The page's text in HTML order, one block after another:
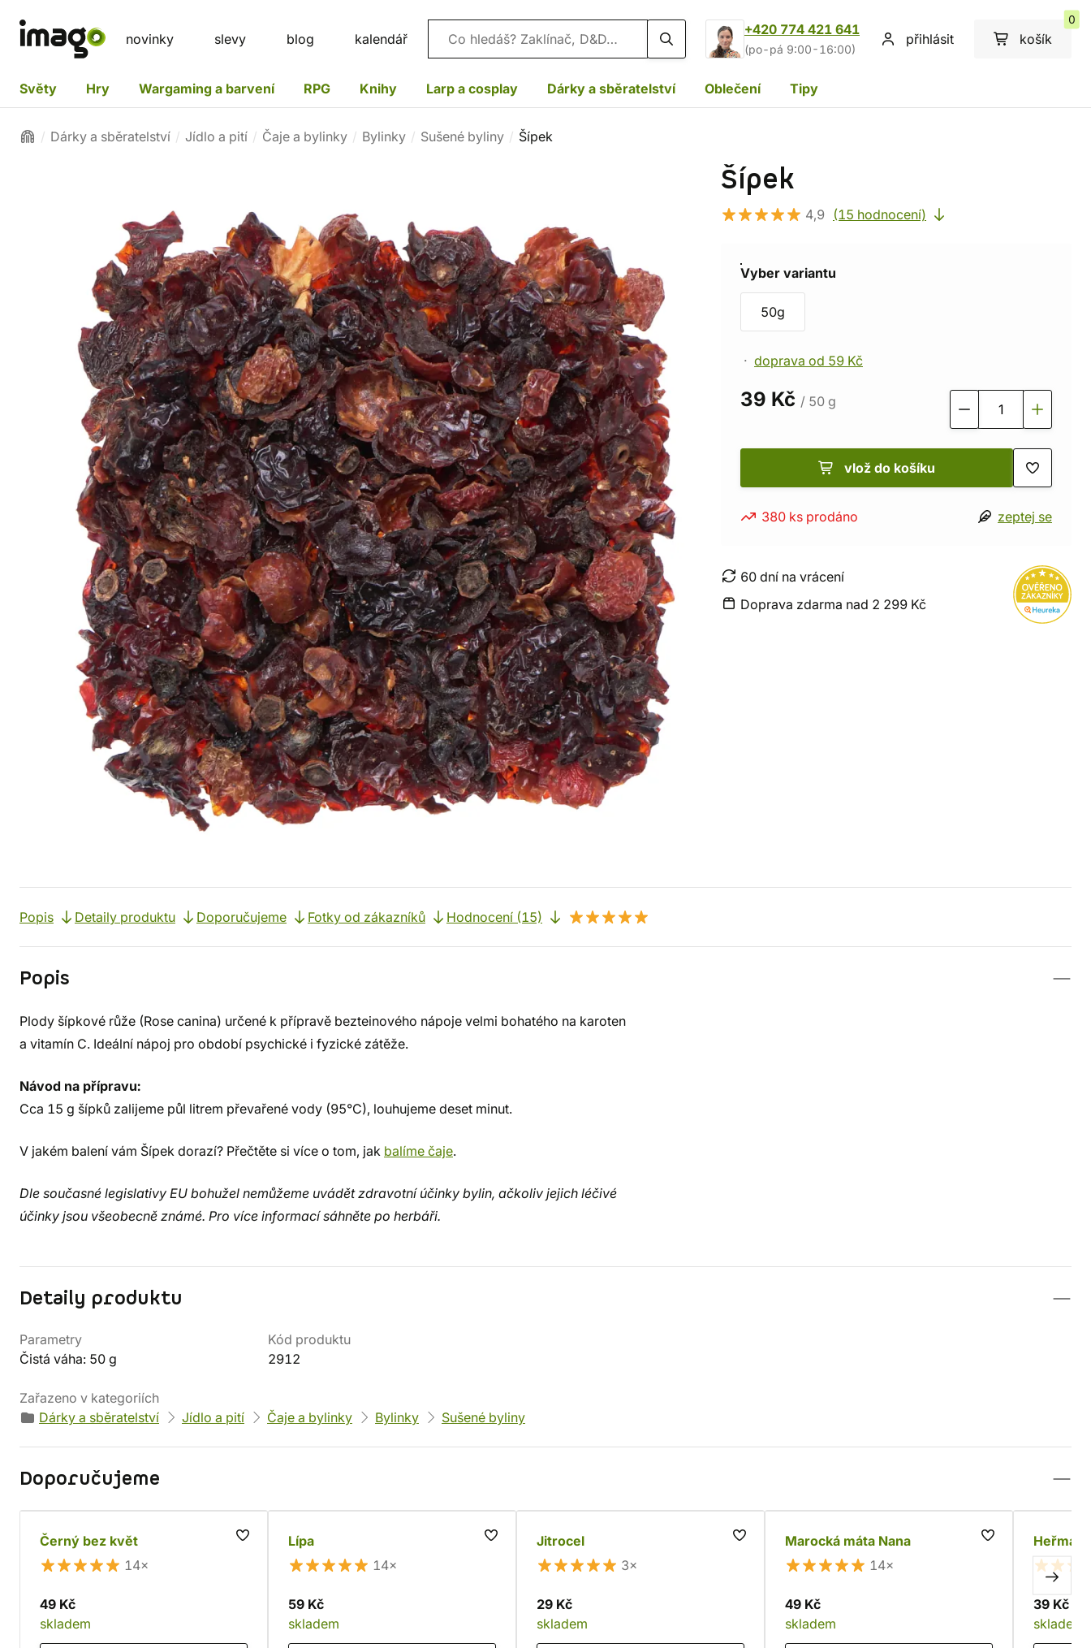
novinky slevy blog kalendář Vyhledávání
+420 774 421 641
(po-pá 9:00-16:00)
přihlásit košík
0
Světy Hry Wargaming a barvení RPG Knihy Larp a cosplay Dárky a sběratelství Oblečení Tipy
Dárky a sběratelství Jídlo a pití Čaje a bylinky Bylinky Sušené byliny Šípek
Šípek
4,9 (15 hodnocení)
Vyber variantu
50g
doprava od 59 Kč
39 Kč / 50 g
vlož do košíku
380 ks prodáno zeptej se
60 dní na vrácení
Doprava zdarma nad 2 299 Kč
Popis Detaily produktu Doporučujeme Fotky od zákazníků Hodnocení (15)
Popis
Plody šípkové růže (Rose canina) určené k přípravě bezteinového nápoje velmi bohatého na karoten
a vitamín C. Ideální nápoj pro období psychické i fyzické zátěže.
Návod na přípravu:
Cca 15 g šípků zalijeme půl litrem převařené vody (95°C), louhujeme deset minut.
V jakém balení vám Šípek dorazí? Přečtěte si více o tom, jak balíme čaje.
Dle současné legislativy EU bohužel nemůžeme uvádět zdravotní účinky bylin, ačkoliv jejich léčivé
účinky jsou všeobecně známé. Pro více informací sáhněte po herbáři.
Detaily produktu
Parametry
Čistá váha: 50 g
Kód produktu
2912
Zařazeno v kategoriích
Dárky a sběratelství
Jídlo a pití Čaje a bylinky Bylinky Sušené byliny
Doporučujeme
Černý bez květ
14×
49 Kč
skladem
Lípa
14×
59 Kč
skladem
Jitrocel
3×
29 Kč
skladem
Marocká máta Nana
14×
49 Kč
skladem
39 Kč
skladem